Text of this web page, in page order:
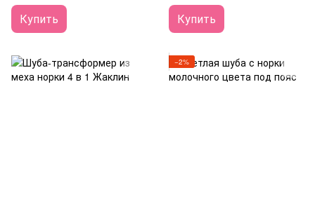
Купить Купить
−2%